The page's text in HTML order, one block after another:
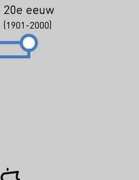
20e eeuw
(1901-2000)